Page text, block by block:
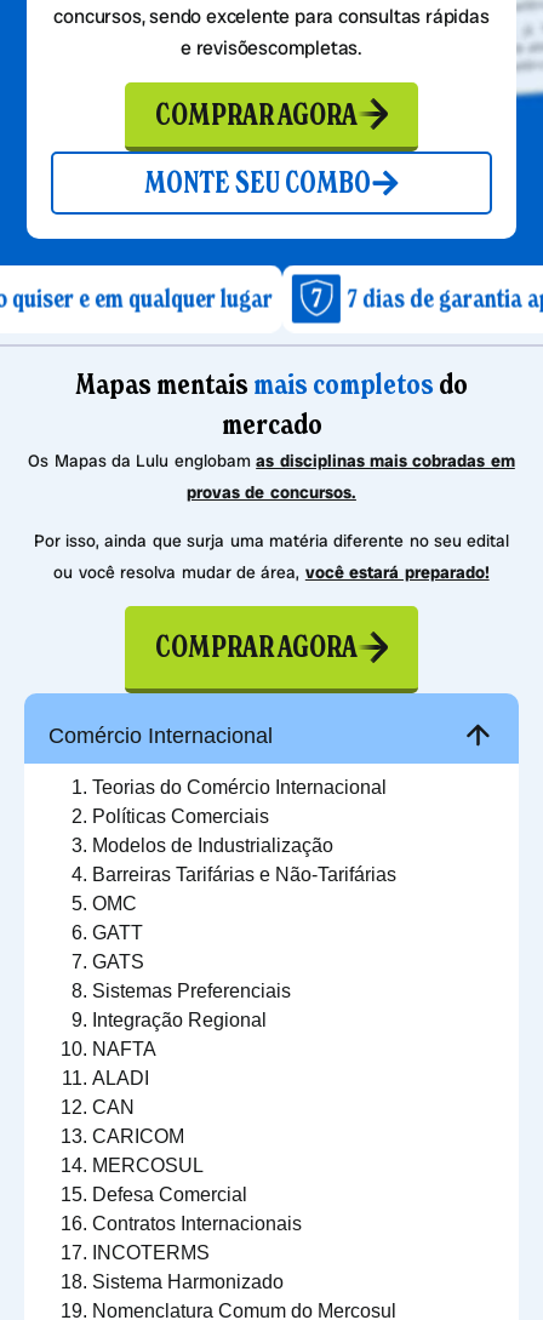
concursos, sendo excelente para consultas rápidas
e revisõescompletas.
COMPRAR AGORA
MONTE SEU COMBO
qualquer lugar 7 dias de garantia após a
Mapas mentaismais completos do
mercado
Os Mapas da Lulu englobamas disciplinas mais cobradas em
provas de concursos.
Por isso, ainda que surja uma matéria diferente no seu edital
ou você resolva mudar de área, você estará preparado!
COMPRAR AGORA
Comércio Internacional
Teorias do Comércio Internacional
Políticas Comerciais
Modelos de Industrialização
Barreiras Tarifárias e Não-Tarifárias
OMC
GATT
GATS
Sistemas Preferenciais
Integração Regional
NAFTA
ALADI
CAN
CARICOM
MERCOSUL
Defesa Comercial
Contratos Internacionais
INCOTERMS
Sistema Harmonizado
Nomenclatura Comum do Mercosul